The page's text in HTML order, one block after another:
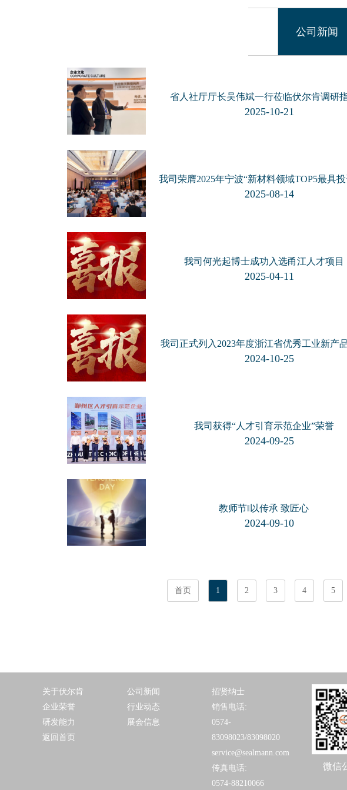
公司新闻
省人社厅厅长吴伟斌一行莅临伏尔肯调研
2025-10-21
我司荣膺2025年宁波“新材料领域TOP5最具
2025-08-14
我司何光起博士成功入选甬江人才项目
2025-04-11
我司正式列入2023年度浙江省优秀工业新产
2024-10-25
我司获得“人才引育示范企业”荣誉
2024-09-25
教师节‖以传承 致匠心
2024-09-10
首页 1 2 3 4 5
关于伏尔肯
企业荣誉
研发能力
返回首页
公司新闻
行业动态
展会信息
招贤纳士
销售电话:
0574-
83098023/83098020
service@sealmann.com
传真电话:
0574-88210066
微信